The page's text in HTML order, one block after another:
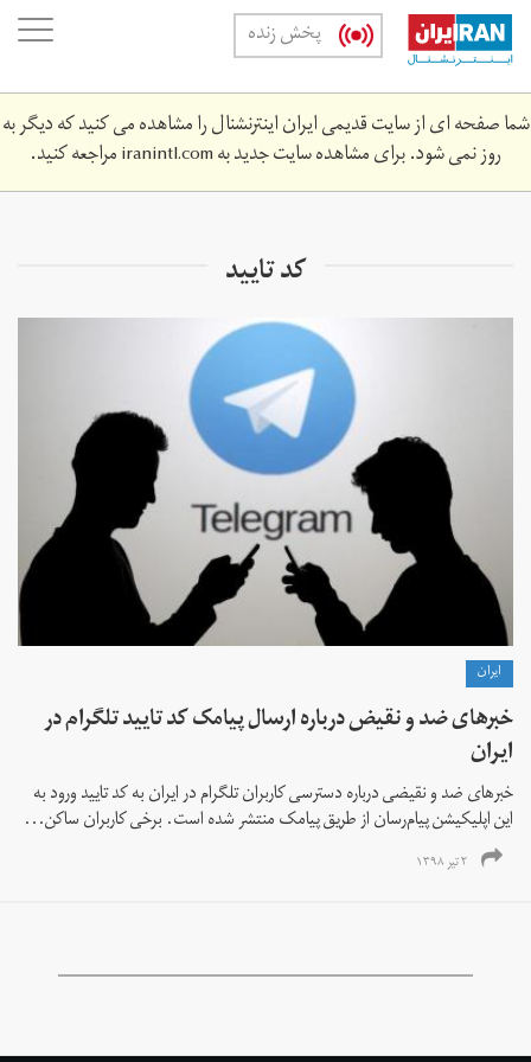
Skip
main
content
پخش زنده
شما صفحه ای از سایت قدیمی ایران اینترنشنال را مشاهده می کنید که دیگر به
روز نمی شود. برای مشاهده سایت جدید بهiranintl.comمراجعه کنید.
کد تایید
ايران
خبرهای ضد و نقیض درباره ارسال پیامک‌ کد تایید تلگرام در
ایران
خبرهای ضد و نقیضی درباره دسترسی کاربران تلگرام در ایران به کد تایید ورود به
این اپلیکیشن پیام‌رسان از طریق پیامک منتشر شده است. برخی کاربران ساکن...
۲ تیر ۱۳۹۸